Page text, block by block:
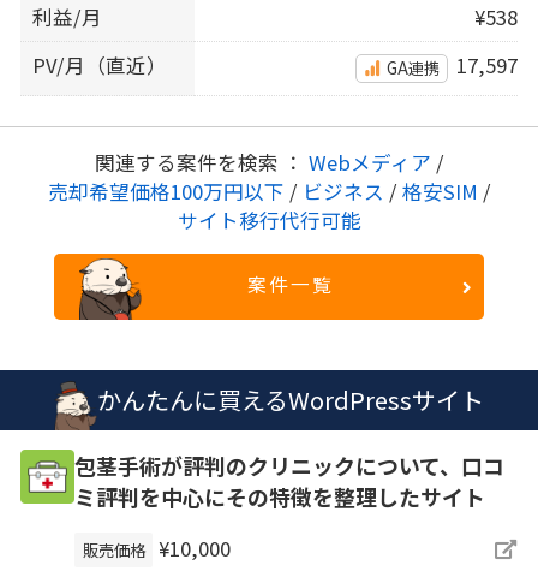
利益/月
¥538
PV/月（直近）
GA連携 17,597
関連する案件を検索 ： Webメディア /
売却希望価格100万円以下 / ビジネス / 格安SIM /
サイト移行代行可能
案件一覧
かんたんに買えるWordPressサイト
包茎手術が評判のクリニックについて、口コ
ミ評判を中心にその特徴を整理したサイト
販売価格 ¥10,000